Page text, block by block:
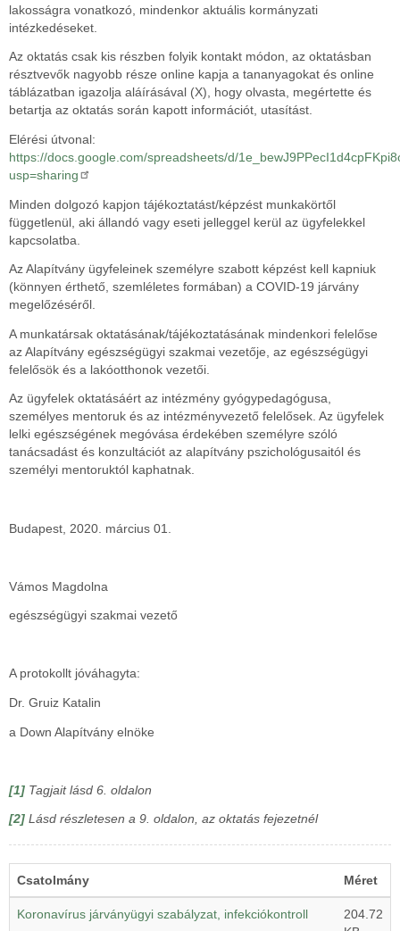
lakosságra vonatkozó, mindenkor aktuális kormányzati
intézkedéseket.
Az oktatás csak kis részben folyik kontakt módon, az oktatásban
résztvevők nagyobb része online kapja a tananyagokat és online
táblázatban igazolja aláírásával (X), hogy olvasta, megértette és
betartja az oktatás során kapott információt, utasítást.
Elérési útvonal:
https://docs.google.com/spreadsheets/d/
usp=sharing
Minden dolgozó kapjon tájékoztatást/képzést munkakörtől
függetlenül, aki állandó vagy eseti jelleggel kerül az ügyfelekkel
kapcsolatba.
Az Alapítvány ügyfeleinek személyre szabott képzést kell kapniuk
(könnyen érthető, szemléletes formában) a COVID-19 járvány
megelőzéséről.
A munkatársak oktatásának/tájékoztatásának mindenkori felelőse
az Alapítvány egészségügyi szakmai vezetője, az egészségügyi
felelősök és a lakóotthonok vezetői.
Az ügyfelek oktatásáért az intézmény gyógypedagógusa,
személyes mentoruk és az intézményvezető felelősek. Az ügyfelek
lelki egészségének megóvása érdekében személyre szóló
tanácsadást és konzultációt az alapítvány pszichológusaitól és
személyi mentoruktól kaphatnak.
Budapest, 2020. március 01.
Vámos Magdolna
egészségügyi szakmai vezető
A protokollt jóváhagyta:
Dr. Gruiz Katalin
a Down Alapítvány elnöke
[1] Tagjait lásd 6. oldalon
[2] Lásd részletesen a 9. oldalon, az oktatás fejezetnél
Csatolmány Méret
Koronavírus járványügyi szabályzat, infekciókontroll
204.72